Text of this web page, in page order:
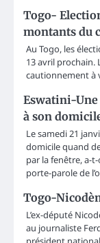
Togo-
montants du
Au Togo, les
13 avril
cautionnement à
Eswatini-Une
à son
Le samedi 21
domicile quand
par la fenêtre, a-
porte-parole de
Togo-
L’ex-député
au journaliste